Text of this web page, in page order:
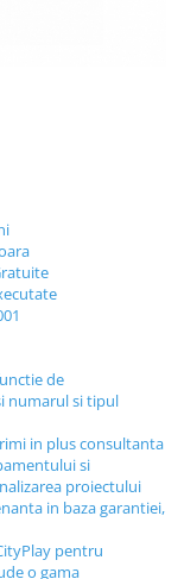
de
numarul si tipul
in plus consultanta
si
proiectului
in baza garantiei,
pentru
o gama